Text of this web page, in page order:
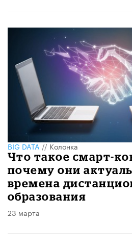
BIG DATA//Колонка
Что такое смарт-
почему они
времена
образования
23 марта